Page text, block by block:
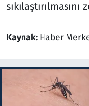
sıkılaştırılmasını
Kaynak: Haber